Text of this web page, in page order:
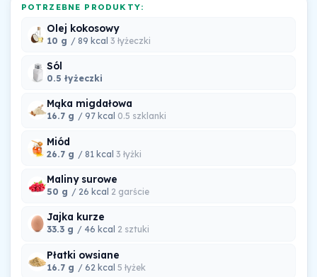
POTRZEBNE PRODUKTY:
Olej kokosowy
10 g / 89 kcal 3 łyżeczki
Sól
0.5 łyżeczki
Mąka migdałowa
16.7 g / 97 kcal 0.5 szklanki
Miód
26.7 g / 81 kcal 3 łyżki
Maliny surowe
50 g / 26 kcal 2 garście
Jajka kurze
33.3 g / 46 kcal 2 sztuki
Płatki owsiane
16.7 g / 62 kcal 5 łyżek